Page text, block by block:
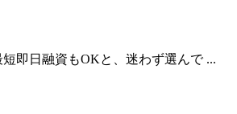
即日融資もOKと、迷わず選んで ...